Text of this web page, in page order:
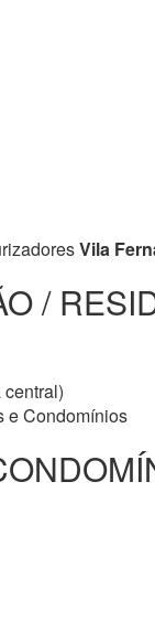
Vila
/
e Condomínios